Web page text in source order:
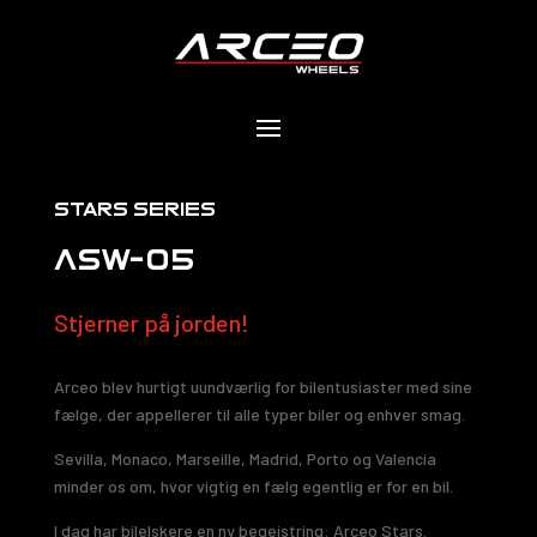
stars serıes
ASW-05
Stjerner på jorden!
Arceo blev hurtigt uundværlig for bilentusiaster med sine
fælge, der appellerer til alle typer biler og enhver smag.
Sevilla, Monaco, Marseille, Madrid, Porto og Valencia
minder os om, hvor vigtig en fælg egentlig er for en bil.
I dag har bilelskere en ny begejstring: Arceo Stars.